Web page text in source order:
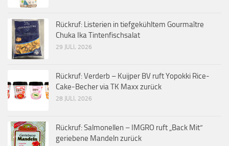
Rückruf: Listerien in tiefgekühltem Gourmaître
Chuka Ika Tintenfischsalat
29 JULI, 2026
Rückruf: Verderb – Kuijper BV ruft Yopokki Rice-
Cake-Becher via TK Maxx zurück
28 JULI, 2026
Rückruf: Salmonellen – IMGRO ruft „Back Mit“
geriebene Mandeln zurück